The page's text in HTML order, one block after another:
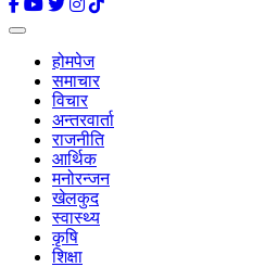
होमपेज
समाचार
विचार
अन्तरवार्ता
राजनीति
आर्थिक
मनोरन्जन
खेलकुद
स्वास्थ्य
कृषि
शिक्षा